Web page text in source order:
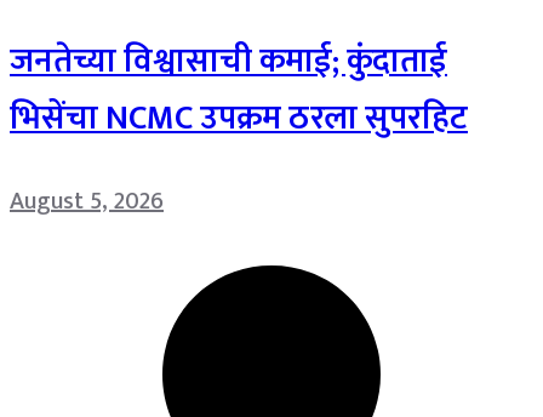
जनतेच्या विश्वासाची कमाई; कुंदाताई
भिसेंचा NCMC उपक्रम ठरला सुपरहिट
August 5, 2026